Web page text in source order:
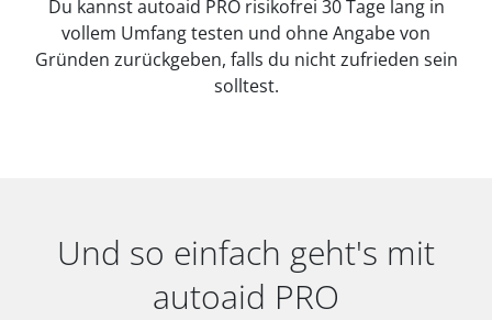
Du kannst autoaid PRO risikofrei 30 Tage lang in
vollem Umfang testen und ohne Angabe von
Gründen zurückgeben, falls du nicht zufrieden sein
solltest.
Und so einfach geht's mit
autoaid PRO